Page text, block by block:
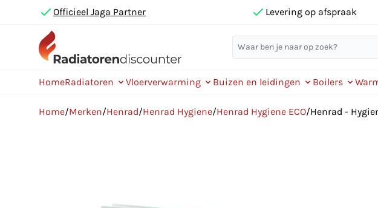
Officieel Jaga Partner Levering op afspraak
HomeRadiatoren Vloerverwarming Buizen en leidingen Boilers
Home/Merken/Henrad/Henrad Hygiene/Henrad Hygiene ECO/Henrad -